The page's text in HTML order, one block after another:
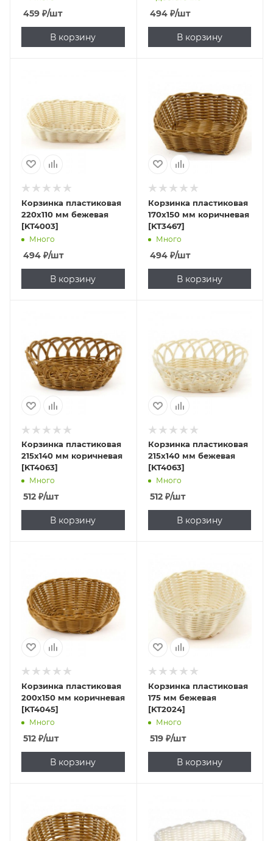
459 ₽/шт
В корзину
494₽/шт
В корзину
Корзинка пластиковая
220х110 мм бежевая
[KT4003]
Много
494 ₽/шт
В корзину
Корзинка пластиковая
170х150 мм коричневая
[KT3467]
Много
494₽/шт
В корзину
Корзинка пластиковая
215х140 мм коричневая
[KT4063]
Много
512 ₽/шт
В корзину
Корзинка пластиковая
215х140 мм бежевая
[KT4063]
Много
512₽/шт
В корзину
Корзинка пластиковая
200х150 мм коричневая
[KT4045]
Много
512 ₽/шт
В корзину
Корзинка пластиковая
175 мм бежевая
[KT2024]
Много
519₽/шт
В корзину